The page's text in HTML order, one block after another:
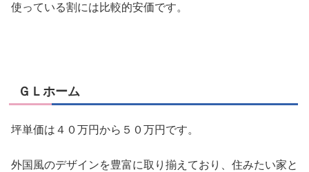
使っている割には比較的安価です。
ＧＬホーム
坪単価は４０万円から５０万円です。
外国風のデザインを豊富に取り揃えており、住みたい家と